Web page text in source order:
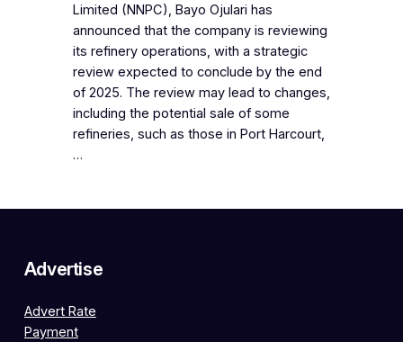
Limited (NNPC), Bayo Ojulari has
announced that the company is reviewing
its refinery operations, with a strategic
review expected to conclude by the end
of 2025. The review may lead to changes,
including the potential sale of some
refineries, such as those in Port Harcourt,
…
Advertise
Advert Rate
Payment